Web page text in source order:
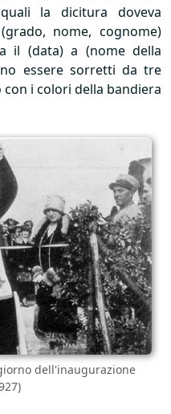
la dicitura doveva
nome, cognome)
il (data) a (nome della
essere sorretti da tre
i colori della bandiera
dell'inaugurazione